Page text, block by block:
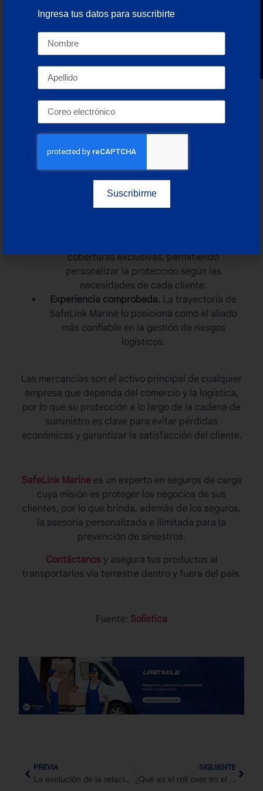
Sistemas de detección de manipulación.
aperturas indebidas de la carga.
El aseguramiento de las mercancías es una de las
formas más efectivas de mitigar pérdidas en caso
de robo, accidente o daño. En SafeLink Marine te
ofrecemosel seguro de carga más completo del
mercado, el cual protege contra los riesgos del
beneficios:
coberturas exclusivas, permitiendo
personalizar la protección según las
necesidades de cada cliente.
Experiencia comprobada. La trayectoria de
SafeLink Marine lo posiciona como el aliado
más confiable en la gestión de riesgos
logísticos.
Las mercancías son el activo principal de cualquier
empresa que dependa del comercio y la logística,
por lo que su protección a lo largo de la cadena de
suministro es clave para evitar pérdidas
económicas y garantizar la satisfacción del cliente.
SafeLink Marinees un experto en seguros de carga
cuya misión es proteger los negocios de sus
clientes, por lo que brinda, además de los seguros,
la asesoría personalizada e ilimitada para la
prevención de siniestros.
Contáctanosy asegura tus productos al
transportarlos vía terrestre dentro y fuera del país.
Fuente: Solistica
PREVIA
La evolución de la relación México-Estados Unidos
SIGUIENTE
¿Qué es el roll over en el transporte marítimo y cómo evitarlo?
Ingresa tus datos para suscribirte
Suscribirme